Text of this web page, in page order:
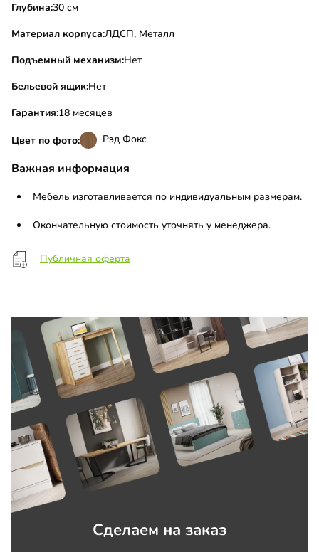
Глубина:30 см
Материал корпуса:ЛДСП, Металл
Подъемный механизм:Нет
Бельевой ящик:Нет
Гарантия:18 месяцев
Цвет по фото: Рэд Фокс
Важная информация
Мебель изготавливается по индивидуальным размерам.
Окончательную стоимость уточнять у менеджера.
Публичная оферта
Сделаем на заказ